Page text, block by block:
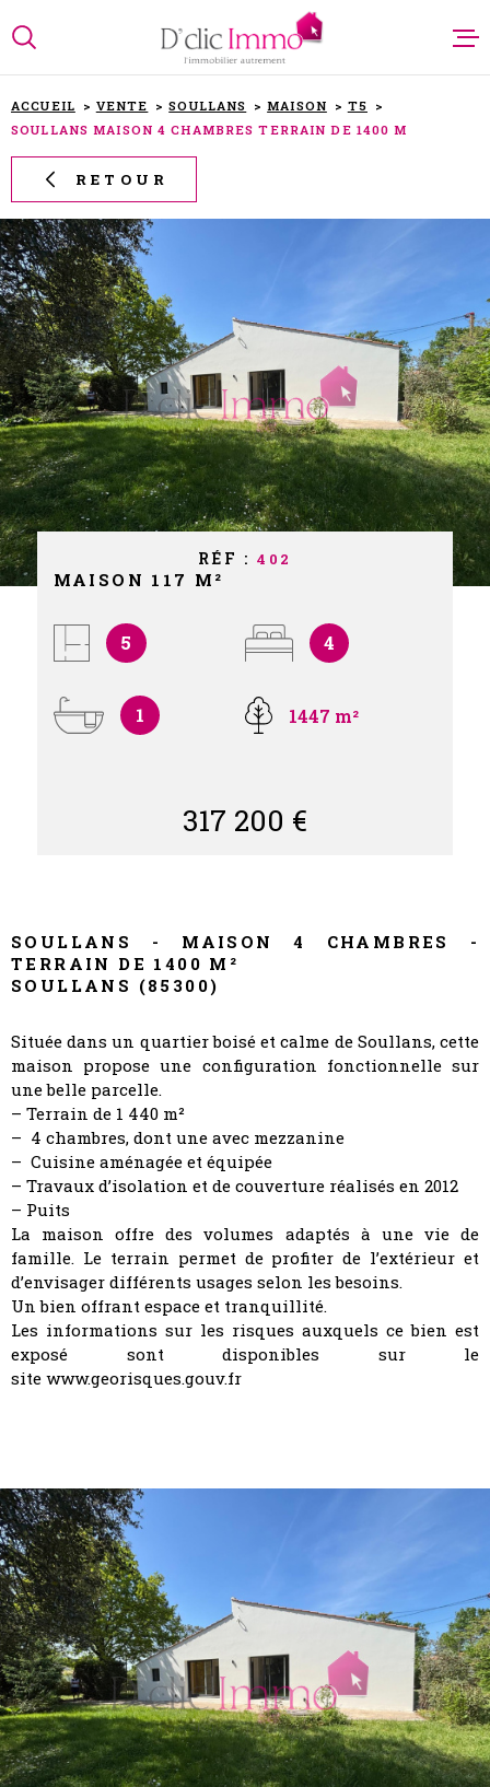
au
au
NOS
ALERTE
NOS
NOS
ACCUEIL VENTE SOULLANS MAISON
T5
SOULLANS MAISON 4 CHAMBRES TERRAIN DE 1400 M
RETOUR
RÉF : 402
MAISON 117 M²
5 4
1 1447 m²
317 200 €
SOULLANS - MAISON 4 CHAMBRES -
TERRAIN DE 1400 M²
SOULLANS (85300)
Située dans un quartier boisé et calme de Soullans, cette
maison propose une configuration fonctionnelle sur
une belle parcelle.
– Terrain de 1 440 m²
– 4 chambres, dont une avec mezzanine
– Cuisine aménagée et équipée
– Travaux d’isolation et de couverture réalisés en 2012
– Puits
La maison offre des volumes adaptés à une vie de
famille. Le terrain permet de profiter de l’extérieur et
d’envisager différents usages selon les besoins.
Un bien offrant espace et tranquillité.
Les informations sur les risques auxquels ce bien est
exposé sont disponibles sur le
site www.georisques.gouv.fr